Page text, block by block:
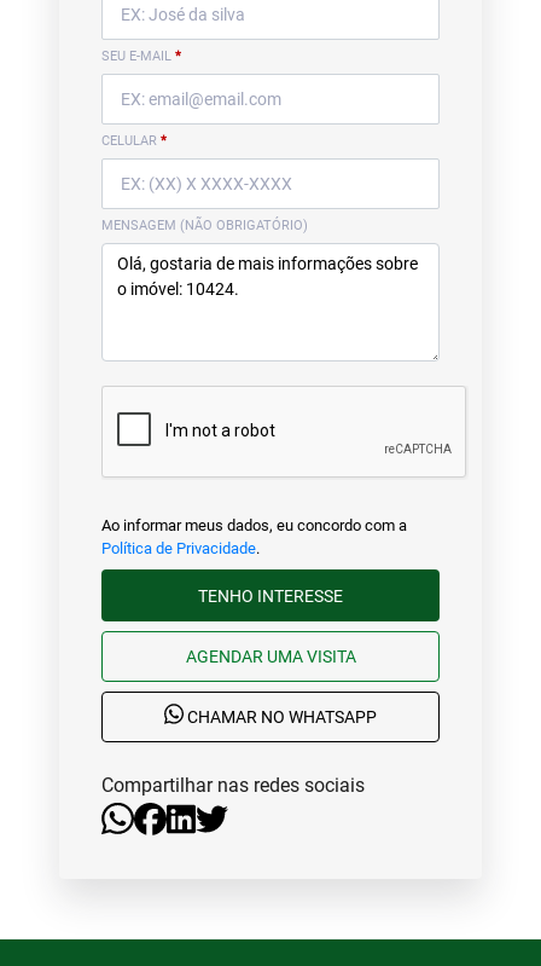
SEU E-MAIL *
CELULAR *
MENSAGEM (NÃO OBRIGATÓRIO)
Ao informar meus dados, eu concordo com a
Política de Privacidade.
TENHO INTERESSE
AGENDAR UMA VISITA
CHAMAR NO WHATSAPP
Compartilhar nas redes sociais